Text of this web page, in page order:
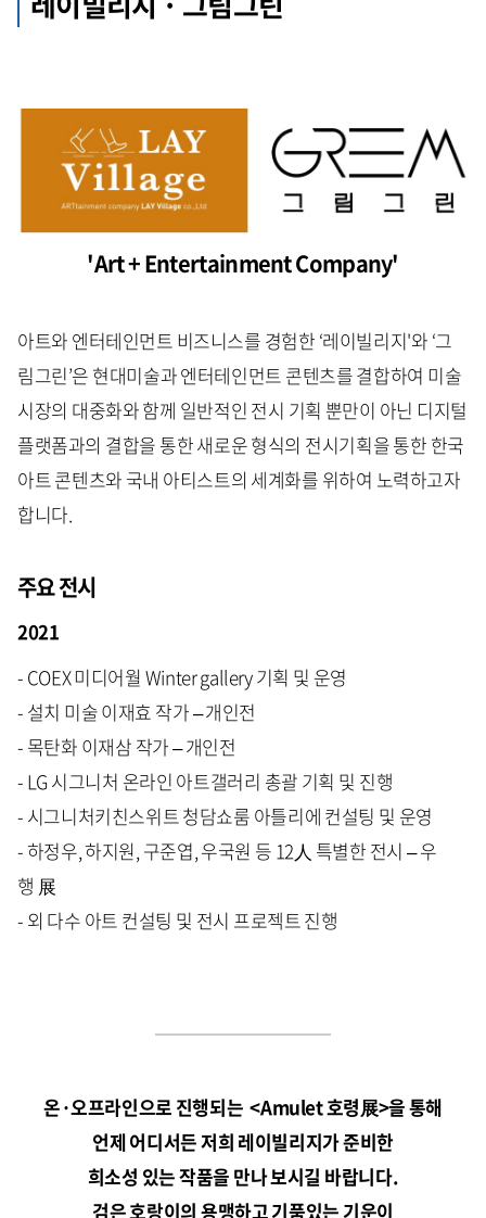
'Art + Entertainment Company'
아트와 엔터테인먼트 비즈니스를 경험한 ‘레이빌리지'와 ‘그
림그린’은 현대미술과 엔터테인먼트 콘텐츠를 결합하여 미술
시장의 대중화와 함께 일반적인 전시 기획 뿐만이 아닌 디지털
플랫폼과의 결합을 통한 새로운 형식의 전시기획을 통한 한국
아트 콘텐츠와 국내 아티스트의 세계화를 위하여 노력하고자
합니다.
주요 전시
2021
- COEX 미디어월 Winter gallery 기획 및 운영
- 설치 미술 이재효 작가 – 개인전
- 목탄화 이재삼 작가 – 개인전
- LG시그니처 온라인 아트갤러리 총괄 기획 및 진행
- 시그니처키친스위트청담쇼룸 아틀리에 컨설팅 및 운영
-하정우,하지원, 구준엽,우국원 등 12 人 특별한 전시 –우
행 展
- 외 다수 아트 컨설팅 및 전시 프로젝트 진행
온·오프라인으로 진행되는<Amulet호령展>을 통해
언제 어디서든 저희 레이빌리지가 준비한
희소성 있는 작품을 만나 보시길 바랍니다.
검은 호랑이의 용맹하고 기품있는 기운이